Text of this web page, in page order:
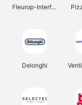
Fleurop-Interflora
Delonghi